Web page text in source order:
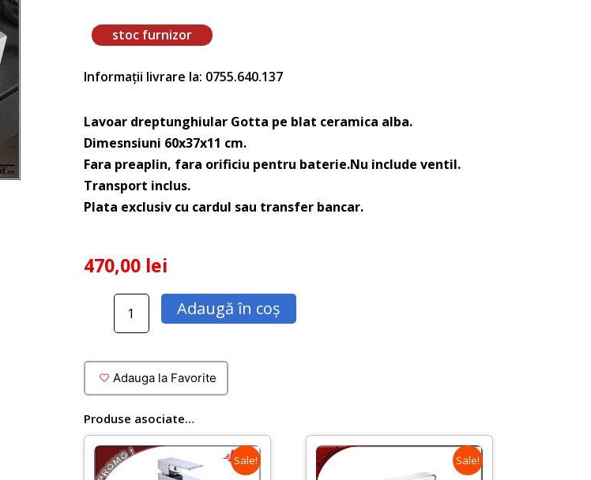
stoc furnizor
Informații livrare la: 0755.640.137
Lavoar dreptunghiular Gotta pe blat ceramica alba.
Dimesnsiuni 60x37x11 cm.
Fara preaplin, fara orificiu pentru baterie.Nu include ventil.
Transport inclus.
Plata exclusiv cu cardul sau transfer bancar.
470,00 lei
Cantitate
pe
blat
Gotta
60x37
cm
Adaugă în coș
Adauga la Favorite
Produse asociate…
Sale! Sale!